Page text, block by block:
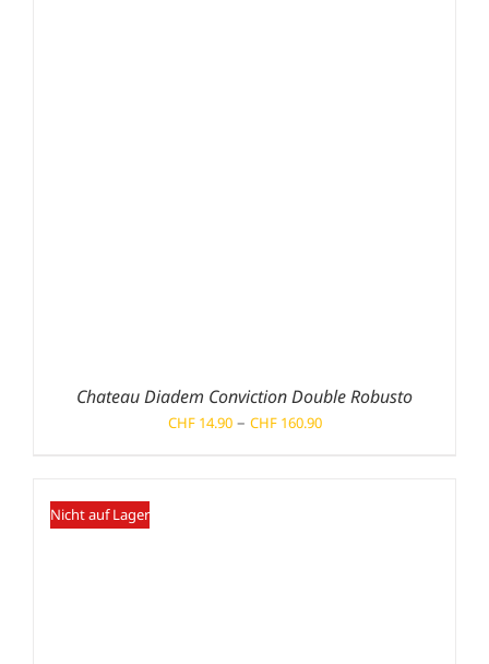
Chateau Diadem Conviction Double Robusto
CHF14.90 – CHF160.90Preisspanne:
Nicht auf Lager